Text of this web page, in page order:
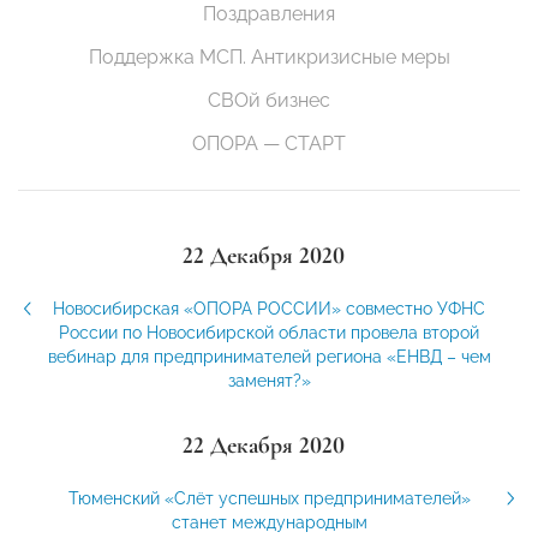
Поздравления
Поддержка МСП. Антикризисные меры
СВОй бизнес
ОПОРА — СТАРТ
22 Декабря 2020
Новосибирская «ОПОРА РОССИИ» совместно УФНС
России по Новосибирской области провела второй
вебинар для предпринимателей региона «ЕНВД – чем
заменят?»
22 Декабря 2020
Тюменский «Слёт успешных предпринимателей»
станет международным